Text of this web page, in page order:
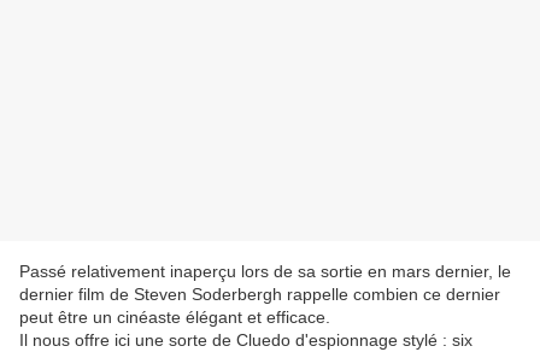
Passé relativement inaperçu lors de sa sortie en mars dernier, le
dernier film de Steven Soderbergh rappelle combien ce dernier
peut être un cinéaste élégant et efficace.
Il nous offre ici une sorte de Cluedo d'espionnage stylé : six